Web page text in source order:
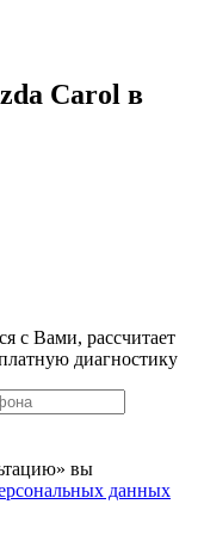
Carol в
с Вами, расcчитает
диагностику
вы
данных